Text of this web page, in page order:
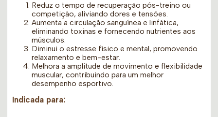
Reduz o tempo de recuperação pós-treino ou
competição, aliviando dores e tensões.
Aumenta a circulação sanguínea e linfática,
eliminando toxinas e fornecendo nutrientes aos
músculos.
Diminui o estresse físico e mental, promovendo
relaxamento e bem-estar.
Melhora a amplitude de movimento e flexibilidade
muscular, contribuindo para um melhor
desempenho esportivo.
Indicada para: